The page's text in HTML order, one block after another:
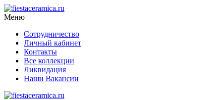
Меню
Сотрудничество
Личный кабинет
Контакты
Все коллекции
Ликвидация
Наши Вакансии